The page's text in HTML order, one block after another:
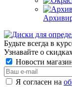
Будьте всегда в
Узнавайте о
Новости
Я согласен на